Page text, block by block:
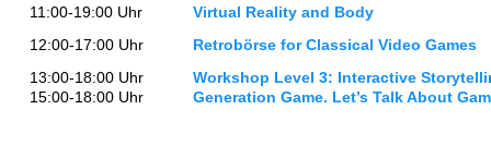
11:00-19:00 Uhr
Virtual Reality and Body
12:00-17:00 Uhr
Retrobörse for Classical Video Games
13:00-18:00 Uhr
Workshop Level 3: Interactive
15:00-18:00 Uhr
Generation Game. Let’s Talk About